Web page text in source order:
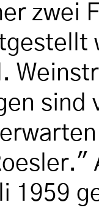
zwei
sind
1959